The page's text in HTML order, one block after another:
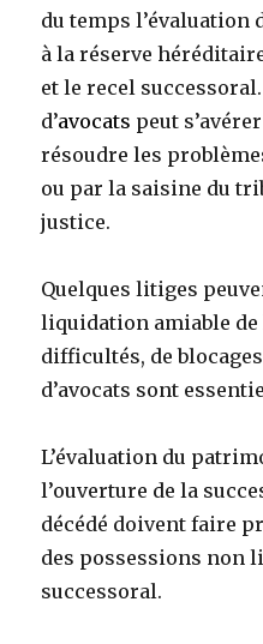
du temps l’évaluation
à la réserve
et le recel successoral.
d’avocats peut
résoudre les
ou par la saisine du
justice.
Quelques litiges
liquidation amiable de
difficultés, de
d’avocats sont
L’évaluation du
l’ouverture de la
décédé doivent faire
des possessions non
successoral.